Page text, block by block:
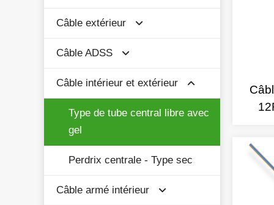
Antenne autoportante FTTH
Duct FTTH drop cable
1-4cores Câble de descente
FTTH extérieur à armure
Câble armé CPRI
Câble CPRI non blindé
Câble extérieur
Câble armé pour l'extérieur
Câble non armé
Câble ADSS
Câble ADSS à gaine simple
Câble ADSS à double gaine
Câble ASU
Câble intérieur et extérieur
Type de tube central libre avec
gel
Perdrix centrale - Type sec
Câble armé intérieur